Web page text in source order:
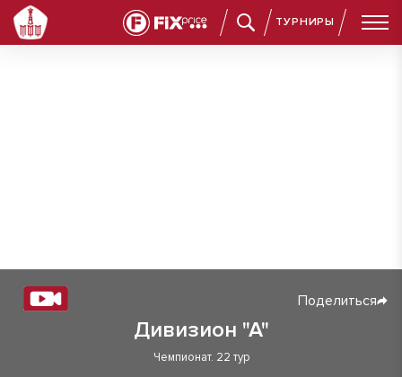
ТУРНИРЫ
Дивизион "А"
Поделиться
Чемпионат. 22 тур